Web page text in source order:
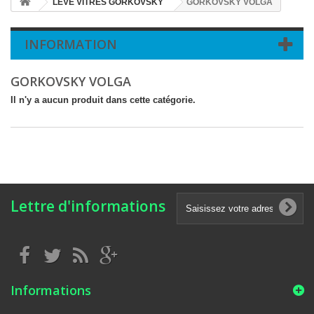
LEVE VITRES GORKOVSKY GORKOVSKY VOLGA
INFORMATION
GORKOVSKY VOLGA
Il n'y a aucun produit dans cette catégorie.
Lettre d'informations
Informations